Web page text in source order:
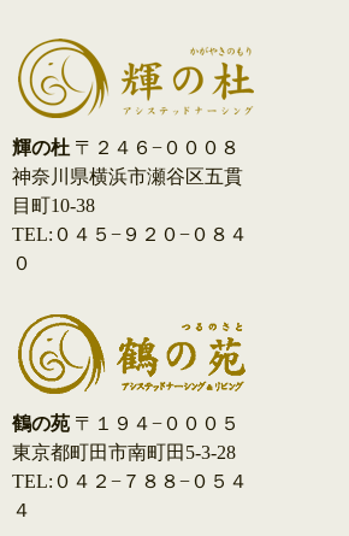
輝の杜 〒２４６−０００８
神奈川県横浜市瀬谷区五貫
目町10-38
TEL:０４５−９２０−０８４
０
鶴の苑 〒１９４−０００５
東京都町田市南町田5-3-28
TEL:０４２−７８８−０５４
４